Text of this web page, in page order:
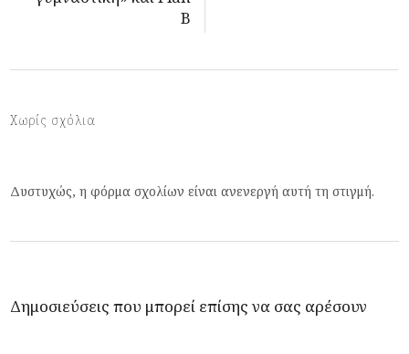
B
Χωρίς σχόλια
Δυστυχώς, η φόρμα σχολίων είναι ανενεργή αυτή τη στιγμή.
Δημοσιεύσεις που μπορεί επίσης να σας αρέσουν